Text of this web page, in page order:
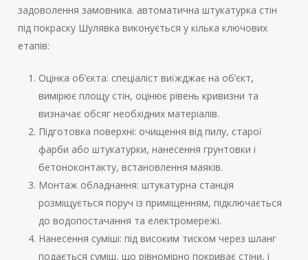
задоволення замовника. автоматична штукатурка стін
під покраску Шулявка виконується у кілька ключових
етапів:
Оцінка об’єкта: спеціаліст виїжджає на об’єкт,
вимірює площу стін, оцінює рівень кривизни та
визначає обсяг необхідних матеріалів.
Підготовка поверхні: очищення від пилу, старої
фарби або штукатурки, нанесення грунтовки і
бетоноконтакту, встановлення маяків.
Монтаж обладнання: штукатурна станція
розміщується поруч із приміщенням, підключається
до водопостачання та електромережі.
Нанесення суміші: під високим тиском через шланг
подається суміш, що рівномірно покриває стіни, і